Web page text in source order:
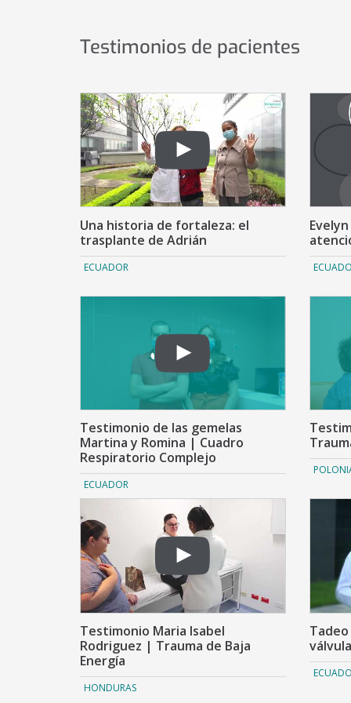
Testimonios de pacientes
Number
sliders:
Una historia de fortaleza: el
trasplante de Adrián
ECUADOR
Testimonio de las gemelas
Martina y Romina | Cuadro
Respiratorio Complejo
ECUADOR
Testimonio Maria Isabel
Rodriguez | Trauma de Baja
Energía
HONDURAS